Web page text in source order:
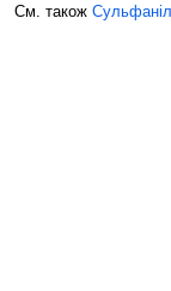
См. також